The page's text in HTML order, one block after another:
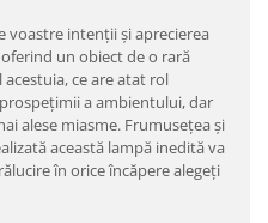
voastre intenții și aprecierea
un obiect de o rară
ce are atat rol
a ambientului, dar
alese miasme. Frumusețea și
această lampă inedită va
în orice încăpere alegeți